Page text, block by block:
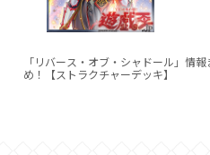
「リバース・オブ・シャドール」情報
め！【ストラクチャーデッキ】